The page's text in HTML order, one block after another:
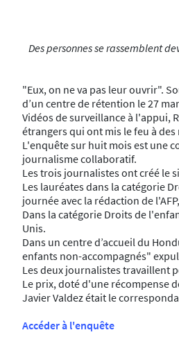
Des personnes se rassemblent
"Eux, on ne va pas leur ouvrir".
d’un centre de rétention le 27
Vidéos de surveillance à l'appui,
étrangers qui ont mis le feu à
L'enquête sur huit mois est une
journalisme collaboratif.
Les trois journalistes ont créé le
Les lauréates dans la catégorie
journée avec la rédaction de
Dans la catégorie Droits de
Unis.
Dans un centre d’accueil du
enfants non-accompagnés"
Les deux journalistes travaillent
Le prix, doté d'une récompense
Javier Valdez était le
Accéder à l'enquête